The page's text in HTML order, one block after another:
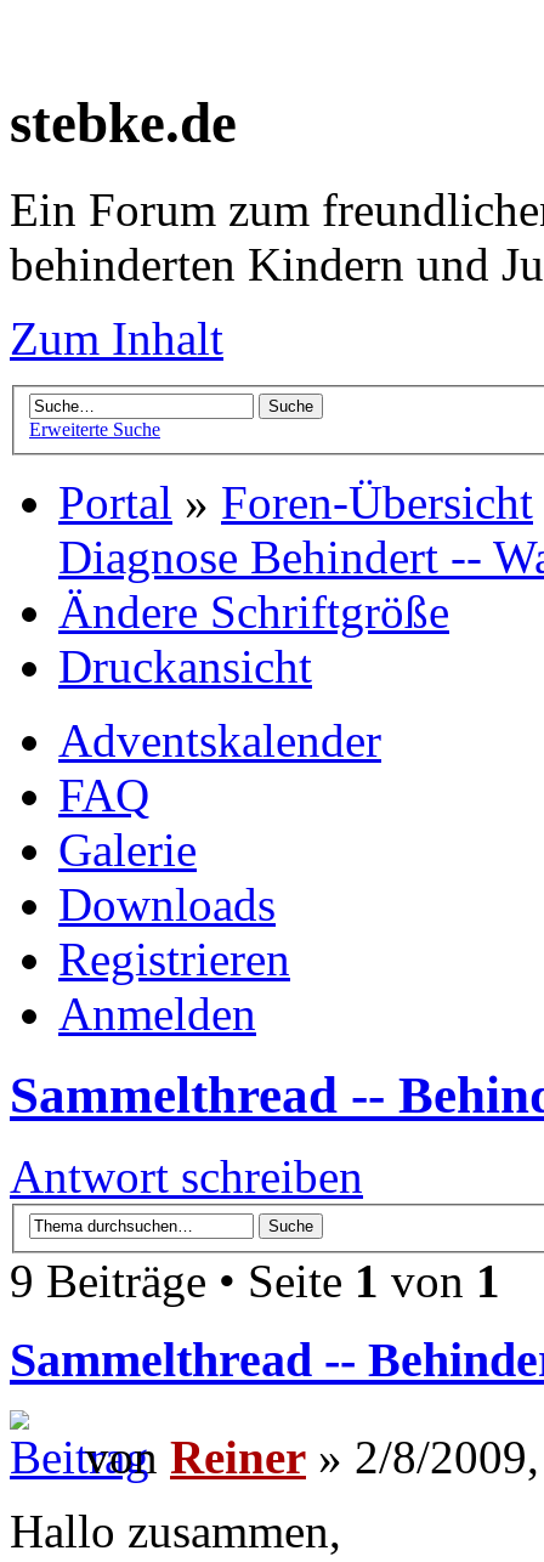
stebke.de
Ein Forum zum
behinderten Kindern und
Zum Inhalt
Erweiterte Suche
Portal » Foren-Übersicht
Diagnose Behindert --
Ändere Schriftgröße
Druckansicht
Adventskalender
FAQ
Galerie
Downloads
Registrieren
Anmelden
Sammelthread --
Antwort schreiben
9 Beiträge • Seite 1 von 1
Sammelthread --
von Reiner » 2/8/
Hallo zusammen,